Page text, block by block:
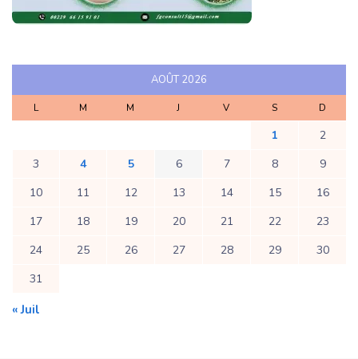
AOÛT 2026
L M M J V S D
1
2
3
4 5 6 7 8
9
10
11 12 13 14 15
16
17
18 19 20 21 22
23
24
25 26 27 28 29
30
31
« Juil